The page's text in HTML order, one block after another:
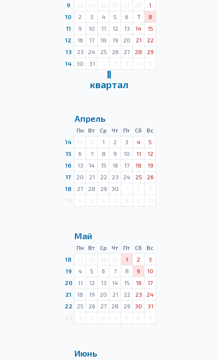
9
23 24 25 26 27 28
1
10
2 3 4 5 6 7
8
11
9 10 11 12 13 14
15
12
16 17 18 19 20 21
22
13
23 24 25 26 27 28
29
14
30 31 1 2 3 4 5
Ⅱ
квартал
Апрель
Пн Вт Ср Чт Пт Сб
Вс
14
30 31 1 2 3 4
5
15
6 7 8 9 10 11
12
16
13 14 15 16 17 18
19
17
20 21 22 23 24 25
26
18
27 28 29 30 1 2
3
4 5 6 7 8 9 10
Май
Пн Вт Ср Чт Пт Сб
Вс
18
27 28 29 30 1 2
3
19
4 5 6 7 8 9
10
20
11 12 13 14 15 16
17
21
18 19 20 21 22 23
24
22
25 26 27 28 29 30
31
1 2 3 4 5 6 7
Июнь